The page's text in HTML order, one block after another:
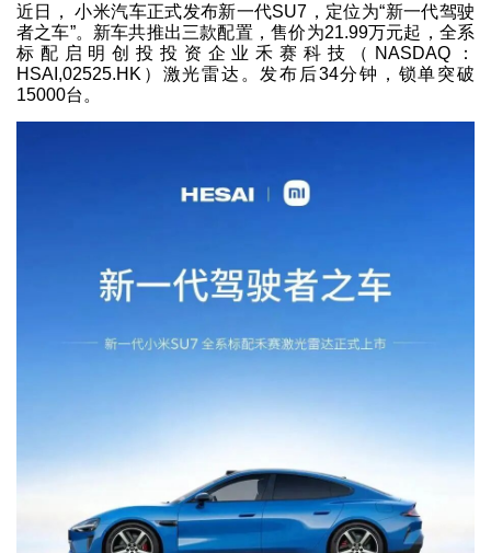
近日， 小米汽车正式发布新一代SU7，定位为“新一代驾驶
者之车”。新车共推出三款配置，售价为21.99万元起，全系
标配启明创投投资企业禾赛科技（NASDAQ：
HSAI,02525.HK）激光雷达。发布后34分钟，锁单突破
15000台。